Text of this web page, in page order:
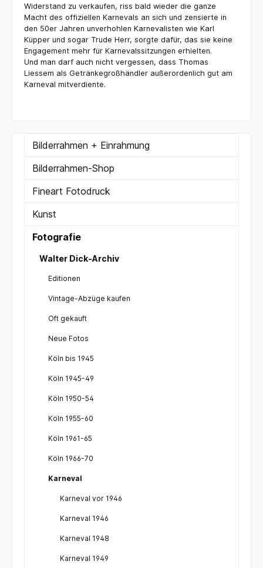
Widerstand zu verkaufen, riss bald wieder die ganze
Macht des offiziellen Karnevals an sich und zensierte in
den 50er Jahren unverhohlen Karnevalisten wie Karl
Küpper und sogar Trude Herr, sorgte dafür, das sie keine
Engagement mehr für Karnevalssitzungen erhielten.
Und man darf auch nicht vergessen, dass Thomas
Liessem als Getränkegroßhändler außerordenlich gut am
Karneval mitverdiente.
Bilderrahmen + Einrahmung
Bilderrahmen-Shop
Fineart Fotodruck
Kunst
Fotografie
Walter Dick-Archiv
Editionen
Vintage-Abzüge kaufen
Oft gekauft
Neue Fotos
Köln bis 1945
Köln 1945-49
Köln 1950-54
Köln 1955-60
Köln 1961-65
Köln 1966-70
Karneval
Karneval vor 1946
Karneval 1946
Karneval 1948
Karneval 1949